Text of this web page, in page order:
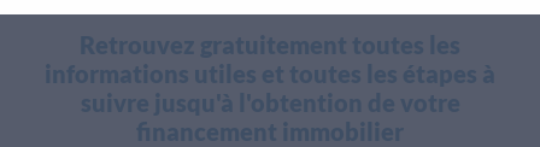
Retrouvez gratuitement toutes les
informations utiles et toutes les étapes à
suivre jusqu'à l'obtention de votre
financement immobilier